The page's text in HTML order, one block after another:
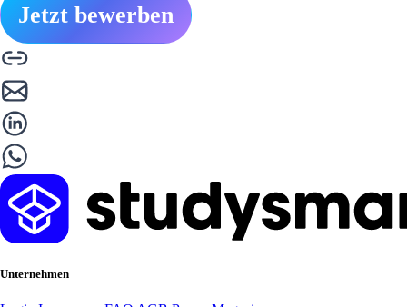
Jetzt bewerben
Unternehmen